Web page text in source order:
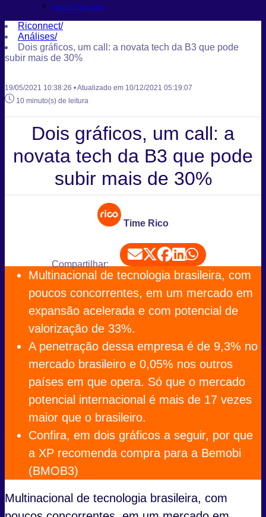
O que é Taxa Selic
Riconnect/
Análises/
Dois gráficos, um call: a novata tech da B3 que pode
subir mais de 30%
19/05/2021 10:38:26 • Atualizado em 10/12/2021 05:19:07
10 minuto(s) de leitura
Dois gráficos, um call: a
novata tech da B3 que pode
subir mais de 30%
Time Rico
Compartilhar:
Multinacional de tecnologia brasileira, com
poucos concorrentes, em um mercado em
expansão acelerada e com potencial de
valorização de 33%.
A penetração dessa empresa é de 9,3% no
mercado brasileiro e 0,05% nos outros
países em que opera. Só que o mercado
potencial internacional é mais de 17 vezes
maior que o brasileiro.
Confira, em dois gráficos a seguir, por que
a XP recomenda compra para a Bemobi
(BMOB3)
Multinacional de tecnologia brasileira, com